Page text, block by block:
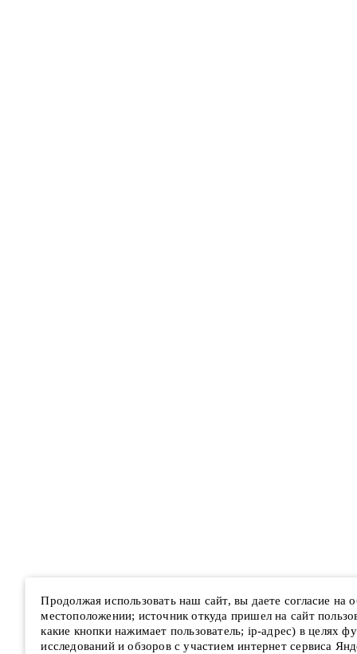
Продолжая использовать наш сайт, вы даете согласие на
местоположении; источник откуда пришел на сайт
какие кнопки нажимает пользователь; ip-адрес) в целях
исследований и обзоров с участием интернет сервиса